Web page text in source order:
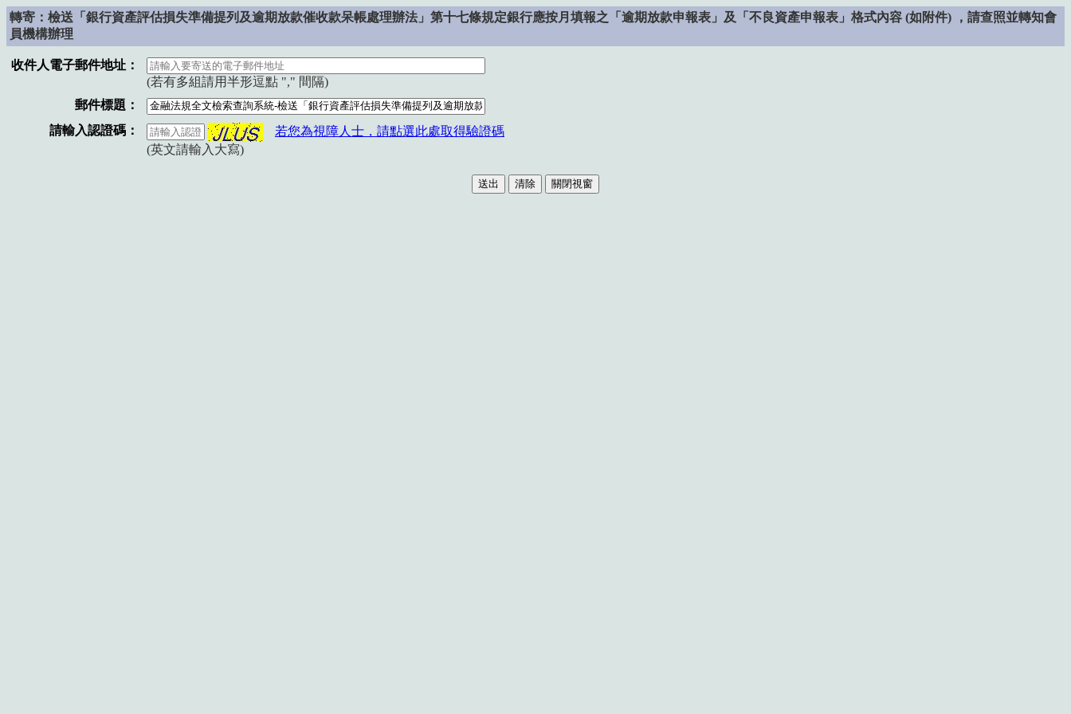
轉寄：檢送「銀行資產評估損失準備提列及逾期放款催收款呆帳處理辦法」第十七條規定銀行應按月填報之「逾期放款申報表」及「不良資產申報表」格式內容 (如附件) ，請查照並轉知會
員機構辦理
收件人電子郵件地址：
(若有多組請用半形逗點 "," 間隔)
郵件標題：
請輸入認證碼：
若您為視障人士，請點選此處取得驗證碼
(英文請輸入大寫)